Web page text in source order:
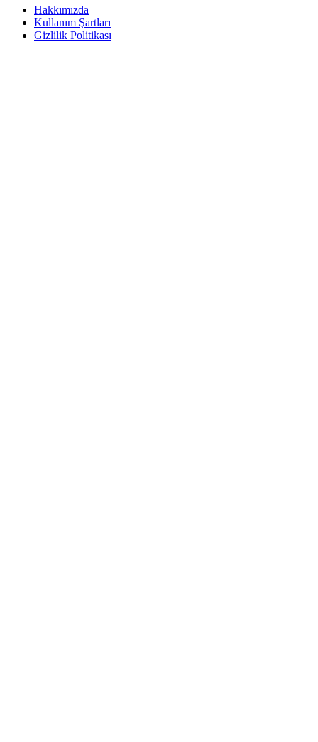
Hakkımızda
Kullanım Şartları
Gizlilik Politikası